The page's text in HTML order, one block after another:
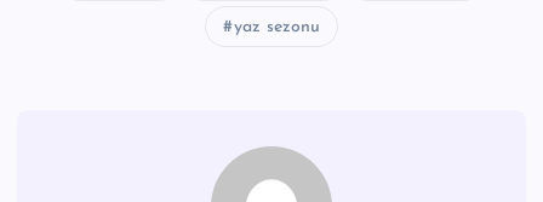
yaz sezonu